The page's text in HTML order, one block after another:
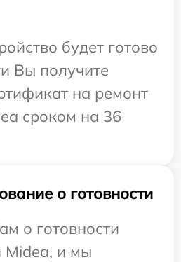
будет готово
Вы получите
на ремонт
сроком на 36
о готовности
о готовности
Midea, и мы